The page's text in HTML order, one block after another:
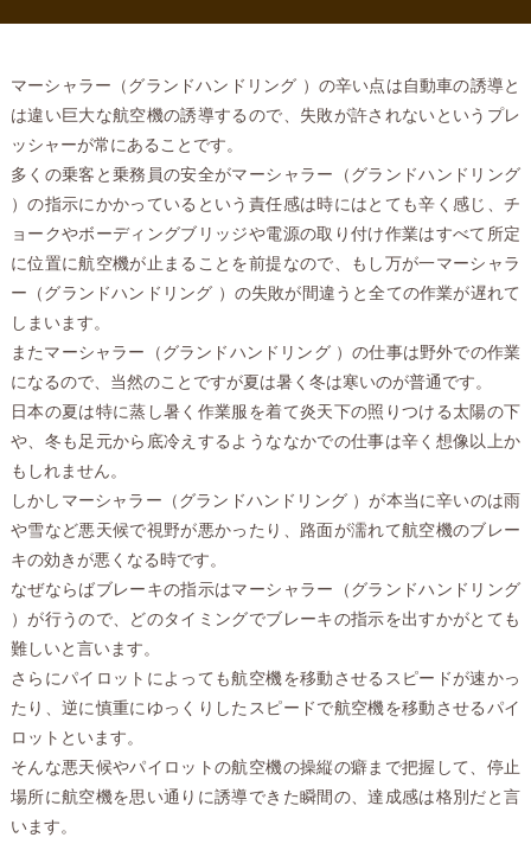
マーシャラー（グランドハンドリング ）の辛い点は自動車の誘導と
は違い巨大な航空機の誘導するので、失敗が許されないというプレ
ッシャーが常にあることです。
多くの乗客と乗務員の安全がマーシャラー（グランドハンドリング
）の指示にかかっているという責任感は時にはとても辛く感じ、チ
ョークやボーディングブリッジや電源の取り付け作業はすべて所定
に位置に航空機が止まることを前提なので、もし万が一マーシャラ
ー（グランドハンドリング ）の失敗が間違うと全ての作業が遅れて
しまいます。
またマーシャラー（グランドハンドリング ）の仕事は野外での作業
になるので、当然のことですが夏は暑く冬は寒いのが普通です。
日本の夏は特に蒸し暑く作業服を着て炎天下の照りつける太陽の下
や、冬も足元から底冷えするようななかでの仕事は辛く想像以上か
もしれません。
しかしマーシャラー（グランドハンドリング ）が本当に辛いのは雨
や雪など悪天候で視野が悪かったり、路面が濡れて航空機のブレー
キの効きが悪くなる時です。
なぜならばブレーキの指示はマーシャラー（グランドハンドリング
）が行うので、どのタイミングでブレーキの指示を出すかがとても
難しいと言います。
さらにパイロットによっても航空機を移動させるスピードが速かっ
たり、逆に慎重にゆっくりしたスピードで航空機を移動させるパイ
ロットといます。
そんな悪天候やパイロットの航空機の操縦の癖まで把握して、停止
場所に航空機を思い通りに誘導できた瞬間の、達成感は格別だと言
います。